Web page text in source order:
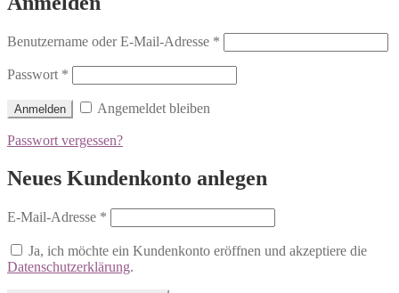
Benutzername oder E-Mail-Adresse *
Passwort *
Anmelden Angemeldet bleiben
Passwort vergessen?
Neues Kundenkonto anlegen
E-Mail-Adresse *
Ja, ich möchte ein Kundenkonto eröffnen und akzeptiere die
Datenschutzerklärung.